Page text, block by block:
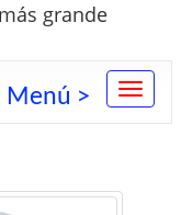
grande
Menú >